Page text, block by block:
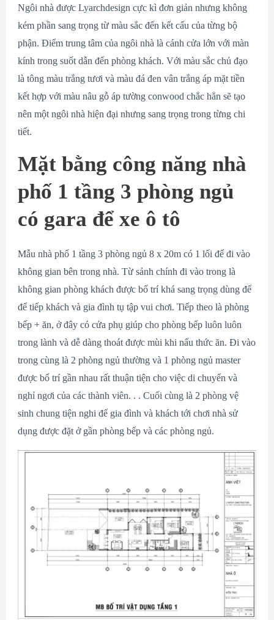
Ngôi nhà được Lyarchdesign cực kì đơn giản nhưng không
kém phần sang trọng từ màu sắc đến kết cấu của từng bộ
phận. Điểm trung tâm của ngôi nhà là cánh cửa lớn với màn
kính trong suốt dẫn đến phòng khách. Với màu sắc chủ đạo
là tông màu trắng tươi và màu đá đen vân trắng áp mặt tiền
kết hợp với màu nâu gỗ áp tường conwood chắc hẳn sẽ tạo
nên một ngôi nhà hiện đại nhưng sang trọng trong từng chi
tiết.
Mặt bằng công năng nhà
phố 1 tầng 3 phòng ngủ
có gara để xe ô tô
Mẫu nhà phố 1 tầng 3 phòng ngủ 8 x 20m có 1 lối để đi vào
không gian bên trong nhà. Từ sảnh chính đi vào trong là
không gian phòng khách được bố trí khá sang trọng dùng để
để tiếp khách và gia đình tụ tập vui chơi. Tiếp theo là phòng
bếp + ăn, ở đây có cửa phụ giúp cho phòng bếp luôn luôn
trong lành và dễ dàng thoát được mùi khi nấu thức ăn. Đi vào
trong cùng là 2 phòng ngủ thường và 1 phòng ngủ master
được bố trí gần nhau rất thuận tiện cho việc di chuyển và
nghỉ ngơi của các thành viên. . . Cuối cùng là 2 phòng vệ
sinh chung tiện nghi để gia đình và khách tới chơi nhà sử
dụng được đặt ở gần phòng bếp và các phòng ngủ.